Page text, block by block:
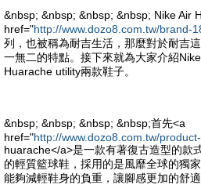
&nbsp; &nbsp; &nbsp; &nbsp; Nike Air
href="http://www.dozo8.com.tw/brand-
列，也被稱為耐吉生活，那麼對於耐吉
一無二的特點。接下來就為大家介紹
Huarache utility兩款鞋子。
&nbsp; &nbsp; &nbsp; &nbsp;首先<a
href="http://www.dozo8.com.tw/
huarache</a>是一款有著復古造型的款
的輕質籃球鞋，採用的是風靡全球的獨
能夠減輕鞋身的負重，讓腳感更加的舒